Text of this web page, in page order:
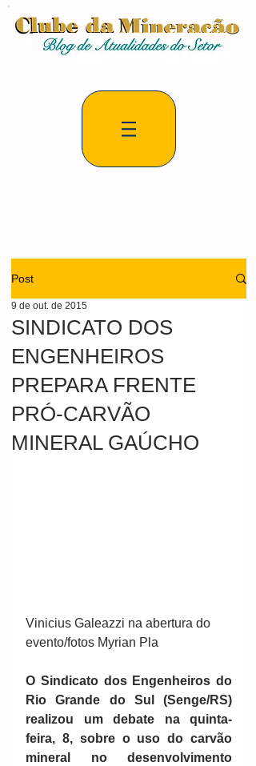
Post
SINDICATO DOS
ENGENHEIROS
PREPARA FRENTE
PRÓ-CARVÃO
MINERAL GAÚCHO
9 de out. de 2015
Vinicius Galeazzi na abertura do
evento/fotos Myrian Pla
O Sindicato dos Engenheiros do
Rio Grande do Sul (Senge/RS)
realizou um debate na quinta-
feira, 8, sobre o uso do carvão
mineral no desenvolvimento